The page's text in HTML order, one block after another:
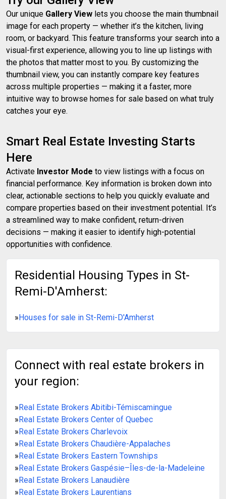
Our unique Gallery View lets you choose the main thumbnail
image for each property — whether it’s the kitchen, living
room, or backyard. This feature transforms your search into a
visual-first experience, allowing you to line up listings with
the photos that matter most to you. By customizing the
thumbnail view, you can instantly compare key features
across multiple properties — making it a faster, more
intuitive way to browse homes for sale based on what truly
catches your eye.
Smart Real Estate Investing Starts
Here
Activate Investor Mode to view listings with a focus on
financial performance. Key information is broken down into
clear, actionable sections to help you quickly evaluate and
compare properties based on their investment potential. It’s
a streamlined way to make confident, return-driven
decisions — making it easier to identify high-potential
opportunities with confidence.
Residential Housing Types in St-
Remi-D'Amherst:
»Houses for sale in St-Remi-D'Amherst
Connect with real estate brokers in
your region:
»Real Estate Brokers Abitibi-Témiscamingue
»Real Estate Brokers Center of Quebec
»Real Estate Brokers Charlevoix
»Real Estate Brokers Chaudière-Appalaches
»Real Estate Brokers Eastern Townships
»Real Estate Brokers Gaspésie–Îles-de-la-Madeleine
»Real Estate Brokers Lanaudière
»Real Estate Brokers Laurentians